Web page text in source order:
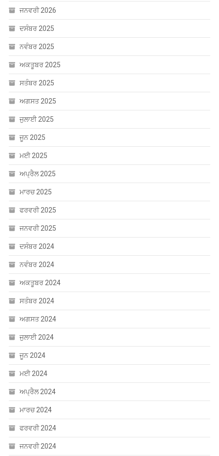
ਜੁਲਾਈ 2025
ਜੂਨ 2025
ਮਈ 2025
ਅਪ੍ਰੈਲ 2025
ਮਾਰਚ 2025
ਫਰਵਰੀ 2025
ਜਨਵਰੀ 2025
ਦਸੰਬਰ 2024
ਨਵੰਬਰ 2024
ਅਕਤੂਬਰ 2024
ਸਤੰਬਰ 2024
ਅਗਸਤ 2024
ਜੁਲਾਈ 2024
ਜੂਨ 2024
ਮਈ 2024
ਅਪ੍ਰੈਲ 2024
ਮਾਰਚ 2024
ਫਰਵਰੀ 2024
ਜਨਵਰੀ 2024
ਦਸੰਬਰ 2023
ਸਤੰਬਰ 2023
ਅਗਸਤ 2023
CATEGORIES
Uncategorized